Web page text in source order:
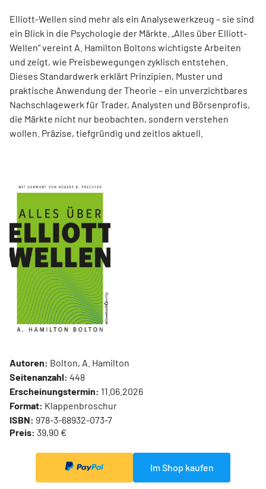
Elliott-Wellen sind mehr als ein Analysewerkzeug – sie sind
ein Blick in die Psychologie der Märkte. „Alles über Elliott-
Wellen“ vereint A. Hamilton Boltons wichtigste Arbeiten
und zeigt, wie Preisbewegungen zyklisch entstehen.
Dieses Standardwerk erklärt Prinzipien, Muster und
praktische Anwendung der Theorie – ein unverzichtbares
Nachschlagewerk für Trader, Analysten und Börsenprofis,
die Märkte nicht nur beobachten, sondern verstehen
wollen. Präzise, tiefgründig und zeitlos aktuell.
Autoren: Bolton, A. Hamilton
Seitenanzahl: 448
Erscheinungstermin: 11.06.2026
Format: Klappenbroschur
ISBN: 978-3-68932-073-7
Preis: 39,90 €
Im Shop kaufen